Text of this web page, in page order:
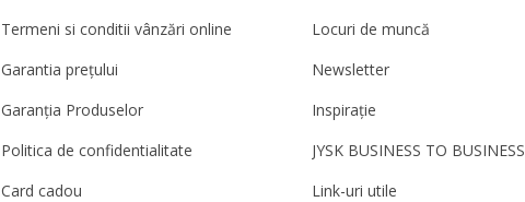
Termeni si conditii vânzări online
Garantia prețului
Garanția Produselor
Politica de confidentialitate
Card cadou
Locuri de muncă
Newsletter
Inspirație
JYSK BUSINESS TO BUSINESS
Link-uri utile